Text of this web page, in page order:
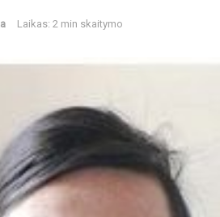
Laikas: 2 min skaitymo